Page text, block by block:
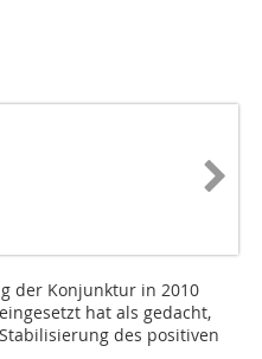
der Konjunktur in 2010
hat als gedacht,
des positiven